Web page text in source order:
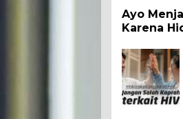
Ayo
Karena